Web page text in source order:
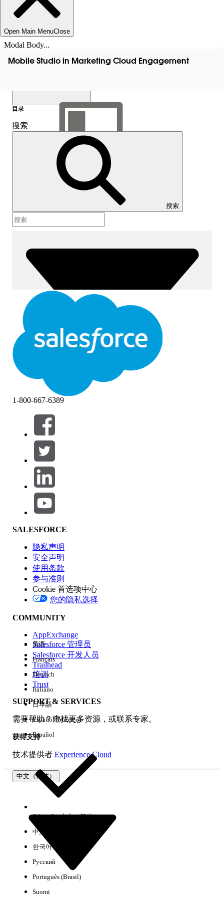
Open Main MenuClose
Modal Body...
Mobile Studio in Marketing Cloud Engagement
显示目录
目录
搜索
搜索
筛选器 (0)
选择筛选器
产品区域
功能影响
版本
体验
以下是一些搜索提示
1-800-667-6389
SALESFORCE
隐私声明
安全声明
使用条款
参与准则
Cookie 首选项中心
您的隐私选择
COMMUNITY
AppExchange
Salesforce 管理员
Salesforce 开发人员
Trailhead
培训
Trust
SUPPORT & SERVICES
需要帮助？查找更多资源，或联系专家。
获得支持
技术提供者 Experience Cloud
中文（简体）
英语
Français
Deutsch
Italiano
日本語
Español (México)
Español
Select Org中文（简体）
中文（繁体）
한국어
Русский
Português (Brasil)
Suomi